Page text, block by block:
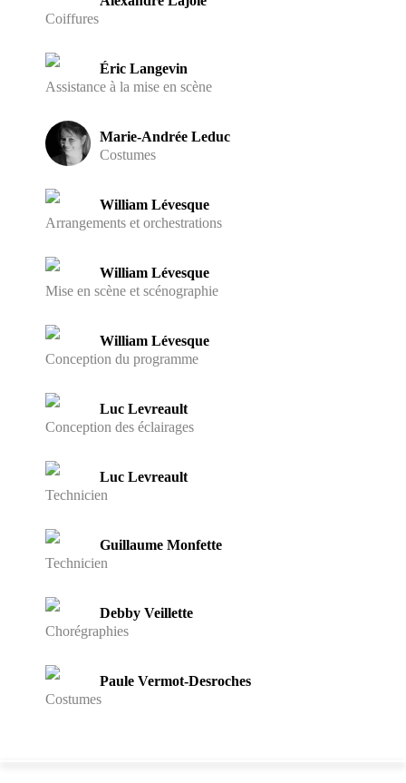
Coiffures
Éric Langevin
Assistance à la mise en scène
Marie-Andrée Leduc
Costumes
William Lévesque
Arrangements et orchestrations
William Lévesque
Mise en scène et scénographie
William Lévesque
Conception du programme
Luc Levreault
Conception des éclairages
Luc Levreault
Technicien
Guillaume Monfette
Technicien
Debby Veillette
Chorégraphies
Paule Vermot-Desroches
Costumes